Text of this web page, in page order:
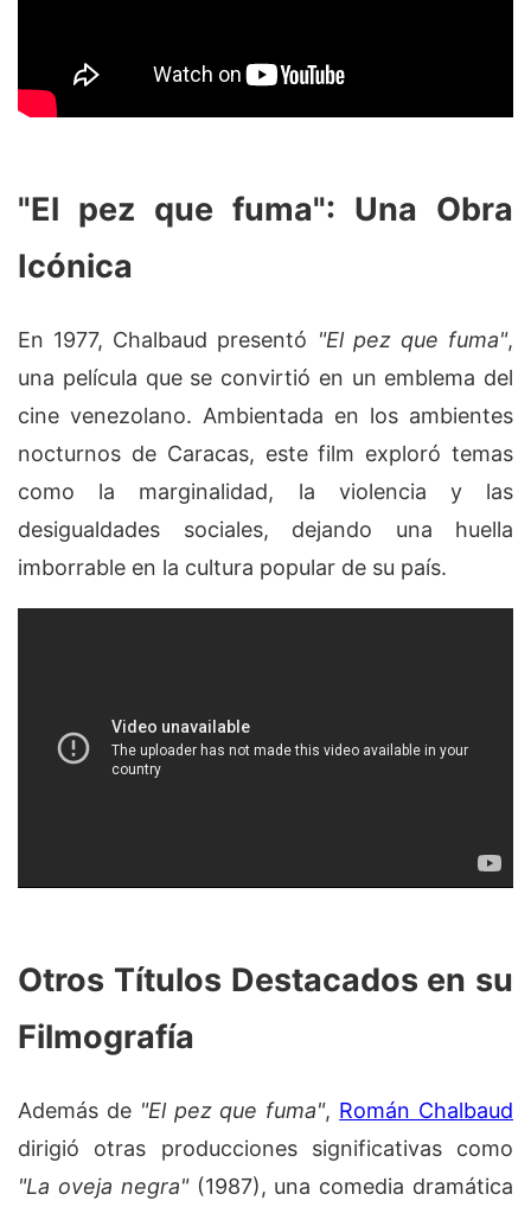
"El pez que fuma": Una Obra
Icónica
En 1977, Chalbaud presentó "El pez que fuma",
una película que se convirtió en un emblema del
cine venezolano. Ambientada en los ambientes
nocturnos de Caracas, este film exploró temas
como la marginalidad, la violencia y las
desigualdades sociales, dejando una huella
imborrable en la cultura popular de su país.
Otros Títulos Destacados en su
Filmografía
Además de "El pez que fuma", Román Chalbaud
dirigió otras producciones significativas como
"La oveja negra"(1987), una comedia dramática